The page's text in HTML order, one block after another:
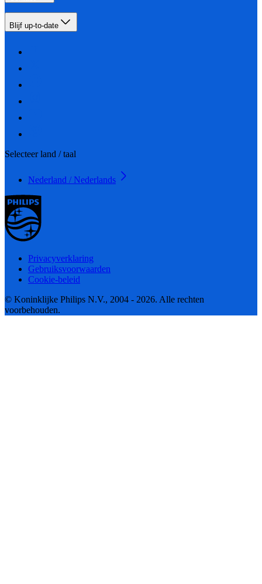
Blijf up-to-date
Selecteer land / taal
Nederland / Nederlands
Privacyverklaring
Gebruiksvoorwaarden
Cookie-beleid
© Koninklijke Philips N.V., 2004 - 2026. Alle rechten
voorbehouden.